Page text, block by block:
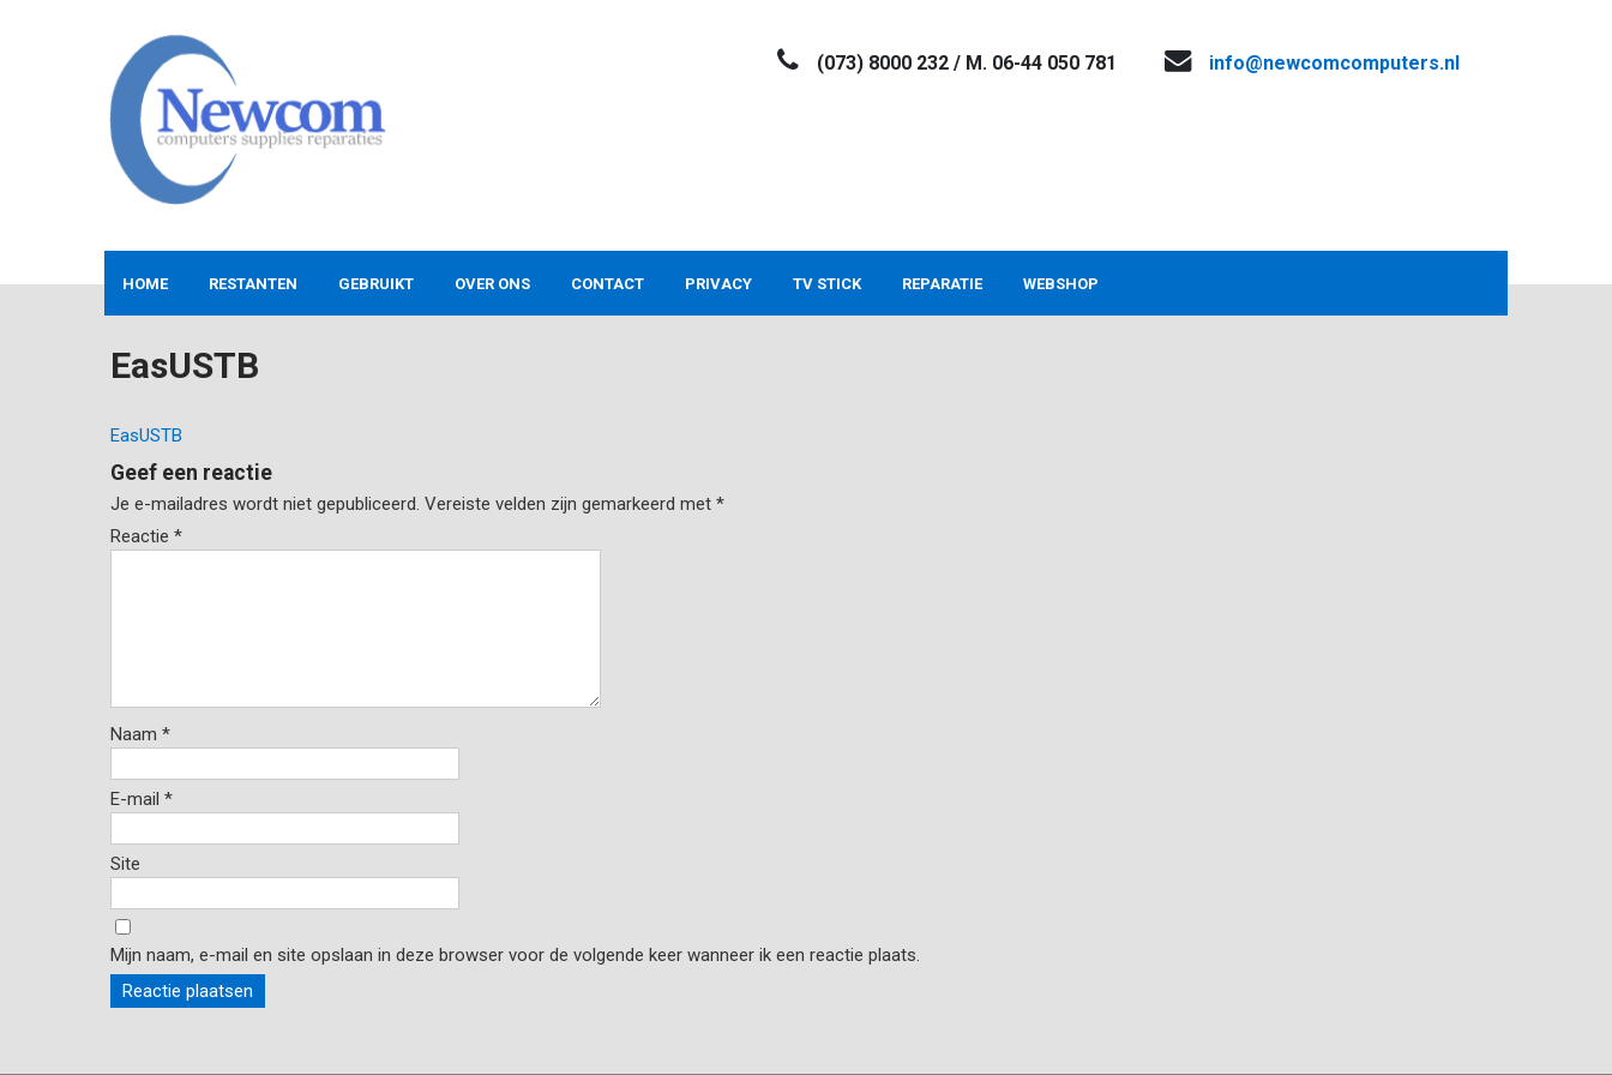
NEWCOM
(073) 8000 232 / M. 06-44 050 781 info@newcomcomputers.nl
HOME RESTANTEN GEBRUIKT OVER ONS CONTACT PRIVACY TV STICK REPARATIE WEBSHOP
EasUSTB
EasUSTB
Geef een reactie
Je e-mailadres wordt niet gepubliceerd. Vereiste velden zijn gemarkeerd met *
Reactie *
Naam *
E-mail *
Site
Mijn naam, e-mail en site opslaan in deze browser voor de volgende keer wanneer ik een reactie plaats.